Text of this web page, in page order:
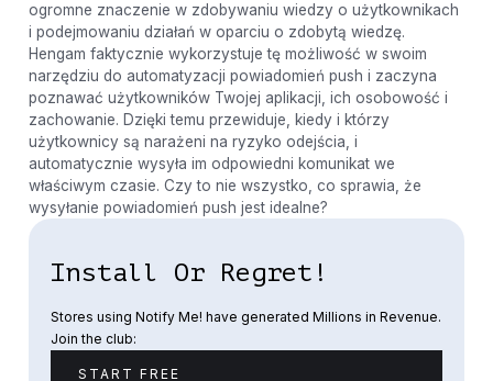
ogromne znaczenie w zdobywaniu wiedzy o użytkownikach
i podejmowaniu działań w oparciu o zdobytą wiedzę.
Hengam faktycznie wykorzystuje tę możliwość w swoim
narzędziu do automatyzacji powiadomień push i zaczyna
poznawać użytkowników Twojej aplikacji, ich osobowość i
zachowanie. Dzięki temu przewiduje, kiedy i którzy
użytkownicy są narażeni na ryzyko odejścia, i
automatycznie wysyła im odpowiedni komunikat we
właściwym czasie. Czy to nie wszystko, co sprawia, że ​​
wysyłanie powiadomień push jest idealne?
Install Or Regret!
Stores using Notify Me! have generated Millions in Revenue.
Join the club:
START FREE